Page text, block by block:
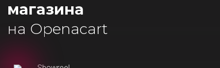
магазина
на Openacart